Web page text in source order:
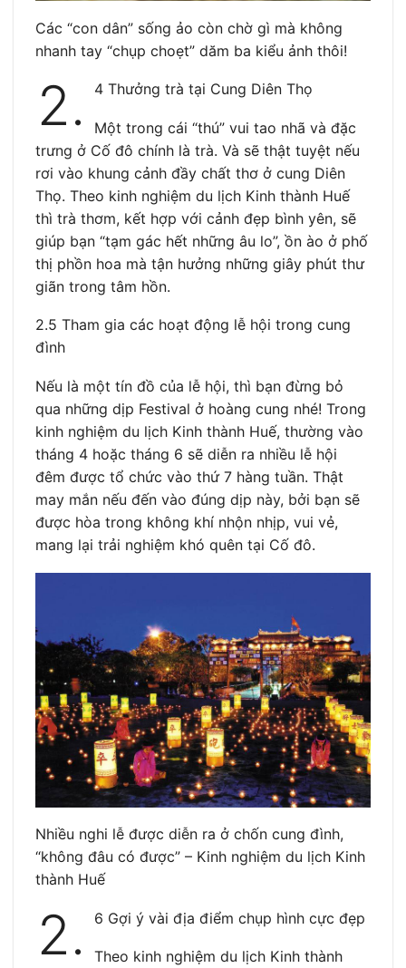
Các “con dân” sống ảo còn chờ gì mà không
nhanh tay “chụp choẹt” dăm ba kiểu ảnh thôi!
2. 4 Thưởng trà tại Cung Diên Thọ
Một trong cái “thú” vui tao nhã và đặc
trưng ở Cố đô chính là trà. Và sẽ thật tuyệt nếu
rơi vào khung cảnh đầy chất thơ ở cung Diên
Thọ. Theo kinh nghiệm du lịch Kinh thành Huế
thì trà thơm, kết hợp với cảnh đẹp bình yên, sẽ
giúp bạn “tạm gác hết những âu lo”, ồn ào ở phố
thị phồn hoa mà tận hưởng những giây phút thư
giãn trong tâm hồn.
2.5 Tham gia các hoạt động lễ hội trong cung
đình
Nếu là một tín đồ của lễ hội, thì bạn đừng bỏ
qua những dịp Festival ở hoàng cung nhé! Trong
kinh nghiệm du lịch Kinh thành Huế, thường vào
tháng 4 hoặc tháng 6 sẽ diễn ra nhiều lễ hội
đêm được tổ chức vào thứ 7 hàng tuần. Thật
may mắn nếu đến vào đúng dịp này, bởi bạn sẽ
được hòa trong không khí nhộn nhịp, vui vẻ,
mang lại trải nghiệm khó quên tại Cố đô.
Nhiều nghi lễ được diễn ra ở chốn cung đình,
“không đâu có được” – Kinh nghiệm du lịch Kinh
thành Huế
2. 6 Gợi ý vài địa điểm chụp hình cực đẹp
Theo kinh nghiệm du lịch Kinh thành